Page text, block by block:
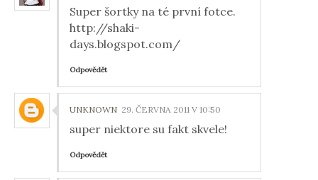
Super šortky na té první fotce.
http://shaki-
days.blogspot.com/
Odpovědět
UNKNOWN 29. ČERVNA 2011 V 10:50
super niektore su fakt skvele!
Odpovědět